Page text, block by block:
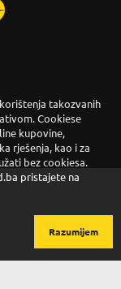
takozvanih
Cookiese
kupovine,
rješenja, kao i za
bez cookiesa.
pristajete na
Razumijem